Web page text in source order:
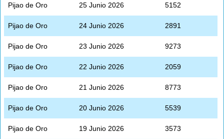
Pijao de Oro 25 Junio 2026 5152
Pijao de Oro 24 Junio 2026 2891
Pijao de Oro 23 Junio 2026 9273
Pijao de Oro 22 Junio 2026 2059
Pijao de Oro 21 Junio 2026 8773
Pijao de Oro 20 Junio 2026 5539
Pijao de Oro 19 Junio 2026 3573